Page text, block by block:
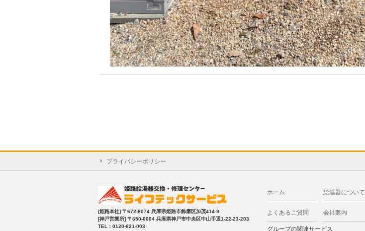
プライバシーポリシー
[姫路本社] 〒672-8074 兵庫県姫路市飾磨区加茂414-9
[神戸営業所] 〒650-0004 兵庫県神戸市中央区中山手通1-22-23-203
TEL：0120-621-003
ホーム 給湯器について
よくあるご質問 会社案内
グループの関連サービス